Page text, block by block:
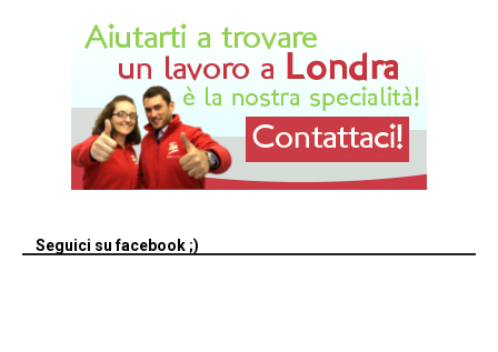
Seguici su facebook ;)